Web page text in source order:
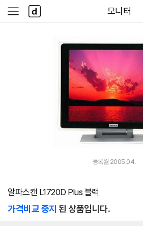
모니터
사
이
다
나
와
등록월 2005.04.
알파스캔 L1720D Plus 블랙
가격비교 중지 된 상품입니다.